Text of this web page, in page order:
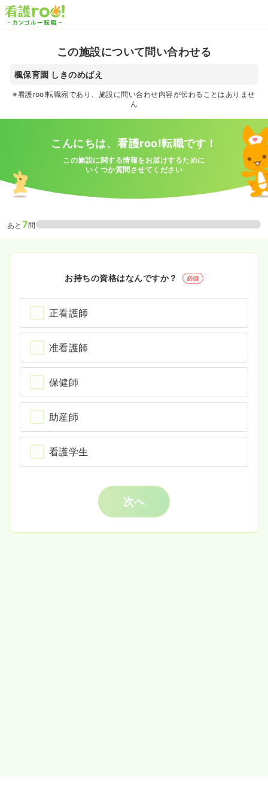
この施設について問い合わせる
楓保育園 しきのめばえ
※看護roo!転職宛であり、施設に問い合わせ内容が伝わることはありませ
ん
こんにちは、看護roo!転職です！
この施設に関する情報をお届けするために
いくつか質問させてください
あと 7問
お持ちの資格はなんですか？ 必須
正看護師
准看護師
保健師
助産師
看護学生
次へ